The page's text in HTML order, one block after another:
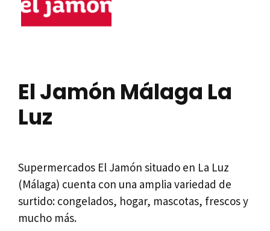
El Jamón Málaga La
Luz
Supermercados El Jamón situado en La Luz
(Málaga) cuenta con una amplia variedad de
surtido: congelados, hogar, mascotas, frescos y
mucho más.